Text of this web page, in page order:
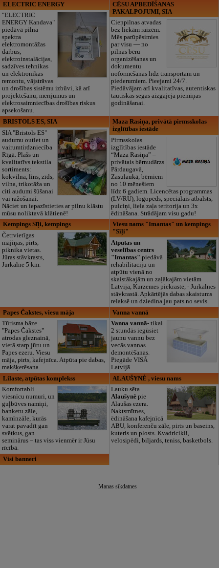
ELECTRIC ENERGY
"ELECTRIC
ENERGY Kandava"
piedāvā pilna
spektra
elektromontāžas
darbus,
elektroinstalācijas,
sadzīves tehnikas
un elektronikas
remontu, vājstrāvas
un drošības sistēmu izbūvi, kā arī
projektēšanu, mērījumus un
elektrosaimniecības drošības riskus
apsekošanu.
CĒSU APBEDĪŠANAS
PAKALPOJUMI, SIA
Cieņpilnas atvadas
bez liekām raizēm.
Mēs parūpēsimies
par visu — no
pilnas bēru
organizēšanas un
dokumentu
noformēšanas līdz transportam un
piederumiem. Pieejami 24/7.
Piedāvājam arī kvalitatīvas, autentiskas
tautiskās segas aizgājēja piemiņas
godināšanai.
BRISTOLS ES, SIA
SIA "Bristols ES"
audumu outlet un
vairumtirdzniecība
Rīgā. Plašs un
kvalitatīvs tekstila
sortiments:
kokvilna, lins, zīds,
vilna, trikotāža un
citi audumi šūšanai
vai ražošanai.
Nāciet un iepazīstieties ar pilnu klāstu
mūsu noliktavā klātienē!
Maza Rasiņa, privātā pirmsskolas
izglītības iestāde
Pirmsskolas
izglītības iestāde
“Maza Rasiņa” –
privātais bērnudārzs
Pārdaugavā,
Zasulaukā, bērniem
no 10 mēnešiem
līdz 6 gadiem. Licencētas programmas
(LV/RU), logopēds, speciālais atbalsts,
pulciņi, liela zaļa teritorija un 3x
ēdināšana. Strādājam visu gadu!
Kempings Sīļi, kempings
Četrvietīgas
mājiņas, pirts,
piknika vietas.
Jūras stāvkrasts,
Jūrkalne 5 km.
Viesu nams "Imantas" un kempings
"Sīļi"
Atpūtas un
veselības centrs
"Imantas" piedāvā
rehabilitāciju un
atpūtu vienā no
skaistākajām un zaļākajām vietām
Latvijā, Kurzemes piekrastē, - Jūrkalnes
stāvkrastā. Apkārtējās dabas skaistums
relaksē un dziedina jau pats no sevis.
Papes Čakstes, viesu māja
Tūrisma bāze
"Papes Čakstes"
atrodas gleznainā,
vietā starp jūru un
Papes ezeru. Viesu
māja, pirts, kafejnīca. Atpūta pie dabas,
makšķerēsana.
Vanna vannā
Vanna vannā-tikai
2 stundās iegūsiet
jaunu vannu bez
vecās vannas
demontēšanas.
Piegāde VISĀ
Latvijā
Lilaste, atpūtas komplekss
Komfortabli
viesnīcu numuri, un
guļbūves namiņi,
banketu zāle,
kamīnzāle, kurās
varat pavadīt gan
svētkus, gan
seminārus – tas viss vienmēr ir Jūsu
rīcībā.
ALAUŠYNĖ , viesu nams
Lauku sēta
Alaušynė pie
Alaušas ezera.
Naktsmītnes,
ēdināšana kafejnīcā
ABU, konferenču zāle, pirts un baseins,
kuteris un plosts. Kvadricikli,
velosipēdi, biljards, teniss, basketbols.
Visi banneri
Manas sīkdatnes